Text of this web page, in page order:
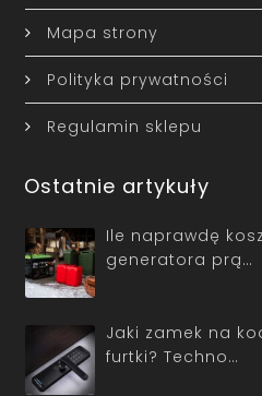
Mapa strony
Polityka prywatności
Regulamin sklepu
Ostatnie artykuły
Ile naprawdę
generatora prą…
Jaki zamek na
furtki? Techno…